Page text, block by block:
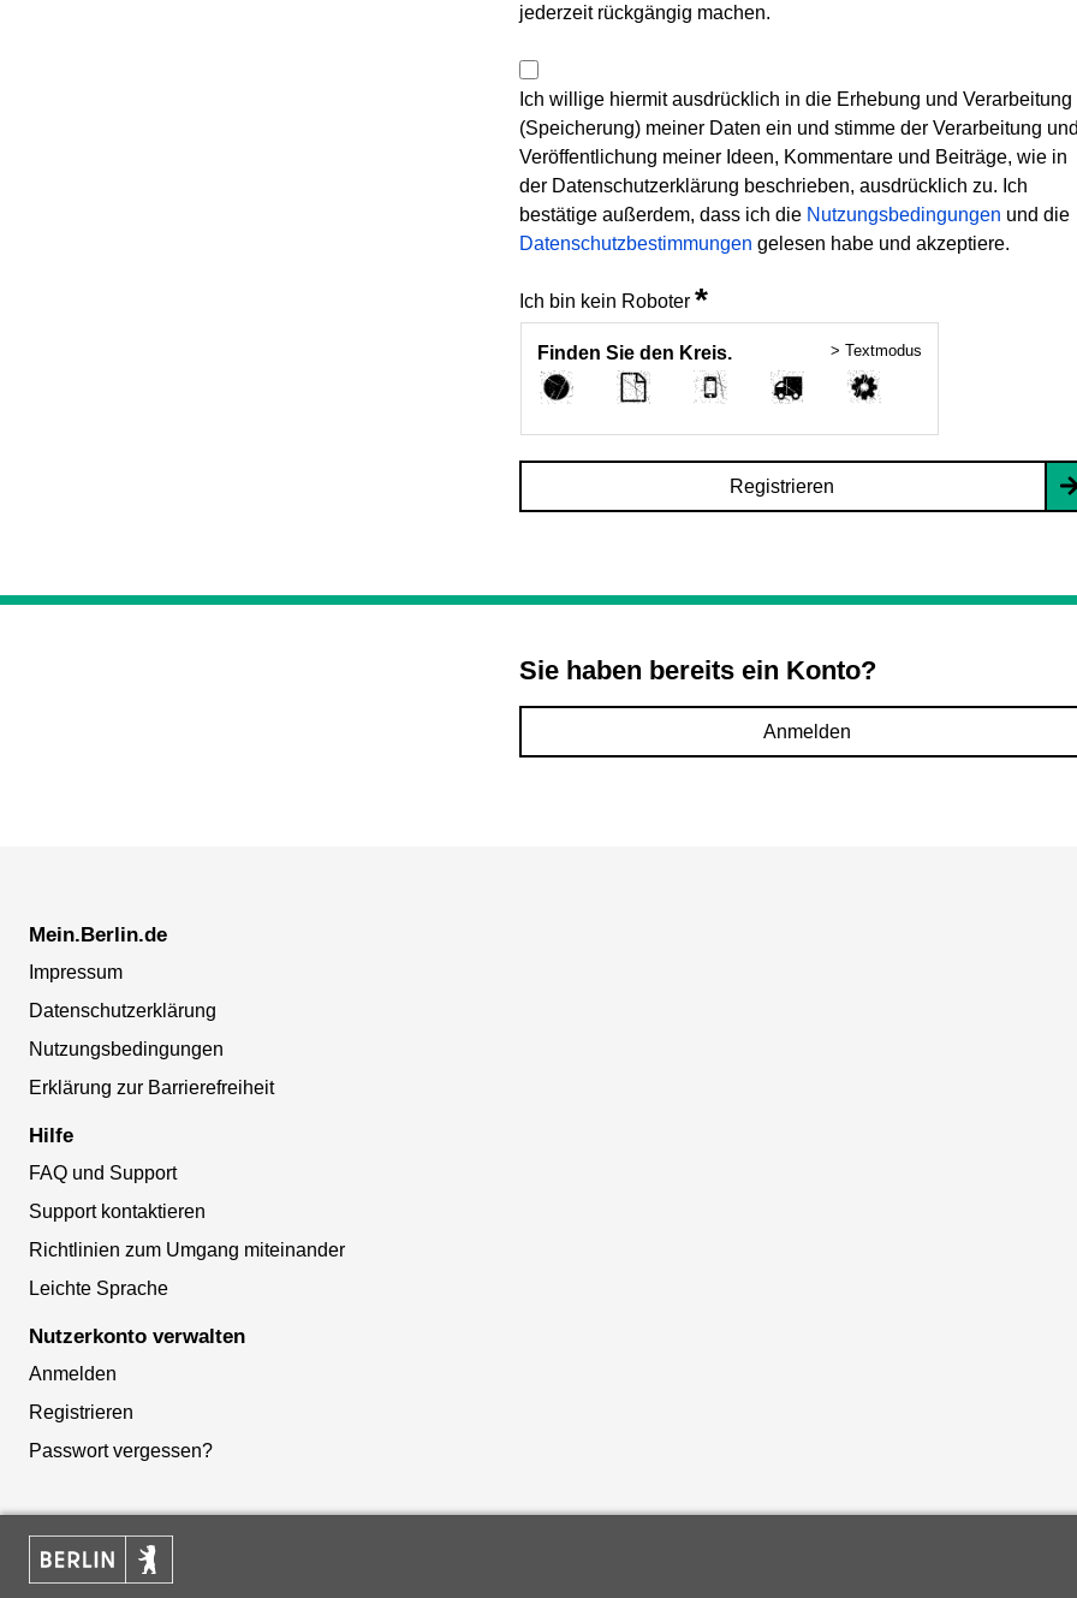
jederzeit rückgängig machen.
Ich willige hiermit ausdrücklich in die Erhebung und Verarbeitung
(Speicherung) meiner Daten ein und stimme der Verarbeitung und
Veröffentlichung meiner Ideen, Kommentare und Beiträge, wie in
der Datenschutzerklärung beschrieben, ausdrücklich zu. Ich
bestätige außerdem, dass ich die Nutzungsbedingungen und die
Datenschutzbestimmungen gelesen habe und akzeptiere.
Ich bin kein Roboter *
Finden Sie den Kreis. > Textmodus
Registrieren
Sie haben bereits ein Konto?
Anmelden
Mein.Berlin.de
Impressum
Datenschutzerklärung
Nutzungsbedingungen
Erklärung zur Barrierefreiheit
Hilfe
FAQ und Support
Support kontaktieren
Richtlinien zum Umgang miteinander
Leichte Sprache
Nutzerkonto verwalten
Anmelden
Registrieren
Passwort vergessen?